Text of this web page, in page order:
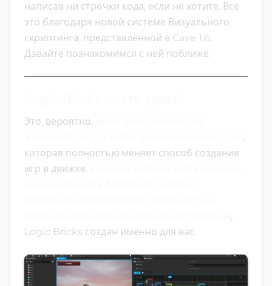
написав ни строчки кода, если не хотите. Всё
это благодаря новой системе Визуального
скриптинга, представленной в Cave 1.6.
Давайте познакомимся с ней поближе.
Это, вероятно,
,
которая полностью меняет способ создания
игр в движке.
,
Logic Bricks создан именно для вас.